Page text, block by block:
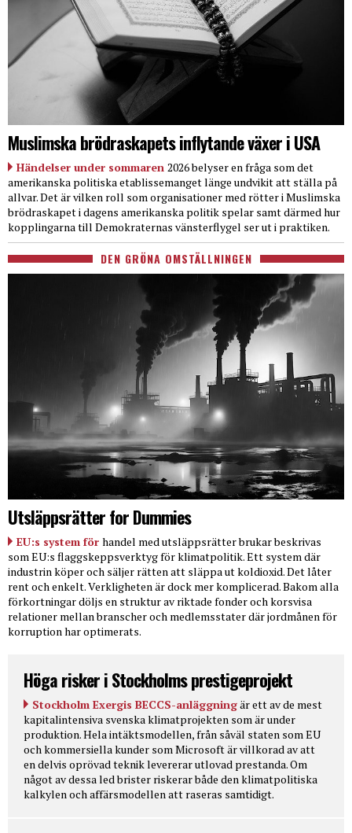
Muslimska brödraskapets inflytande växer i USA
Händelser under sommaren 2026 belyser en fråga som det
amerikanska politiska etablissemanget länge undvikit att ställa på
allvar. Det är vilken roll som organisationer med rötter i Muslimska
brödraskapet i dagens amerikanska politik spelar samt därmed hur
kopplingarna till Demokraternas vänsterflygel ser ut i praktiken.
DEN GRÖNA OMSTÄLLNINGEN
Utsläppsrätter for Dummies
EU:s system för handel med utsläppsrätter brukar beskrivas
som EU:s flaggskeppsverktyg för klimatpolitik. Ett system där
industrin köper och säljer rätten att släppa ut koldioxid. Det låter
rent och enkelt. Verkligheten är dock mer komplicerad. Bakom alla
förkortningar döljs en struktur av riktade fonder och korsvisa
relationer mellan branscher och medlemsstater där jordmånen för
korruption har optimerats.
Höga risker i Stockholms prestigeprojekt
Stockholm Exergis BECCS-anläggningär ett av de mest
kapitalintensiva svenska klimatprojekten som är under
produktion. Hela intäktsmodellen, från såväl staten som EU
och kommersiella kunder som Microsoft är villkorad av att
en delvis oprövad teknik levererar utlovad prestanda. Om
något av dessa led brister riskerar både den klimatpolitiska
kalkylen och affärsmodellen att raseras samtidigt.